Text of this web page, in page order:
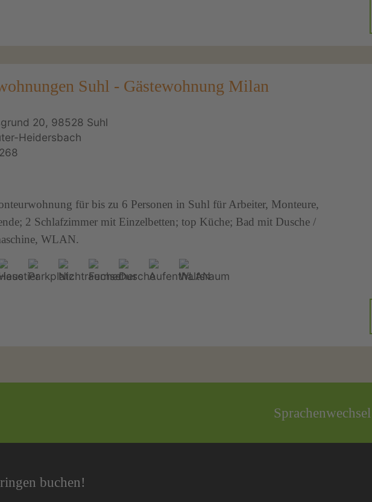
Suhl - Gästewohnung Milan
20, 98528 Suhl
Heidersbach
für bis zu 6 Personen in Suhl für Arbeiter, Monteure,
2 Schlafzimmer mit Einzelbetten; top Küche; Bad mit Dusche /
WLAN.
buchen!